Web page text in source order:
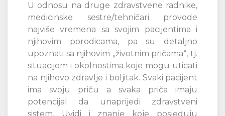
U odnosu na druge zdravstvene radnike,
medicinske sestre/tehničari provode
najviše vremena sa svojim pacijentima i
njihovim porodicama, pa su detaljno
upoznati sa njihovim „životnim pričama“, tj.
situacijom i okolnostima koje mogu uticati
na njihovo zdravlje i boljitak. Svaki pacijent
ima svoju priču a svaka priča imaju
potencijal da unaprijedi zdravstveni
sistem. Uvidi i znanje koje posjeduju